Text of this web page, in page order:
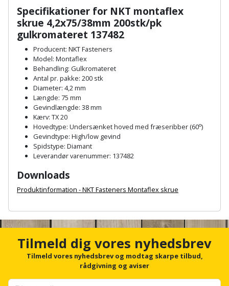
Isolering
Komposit
terrassebrædder
Lecablokke
fundablokke
Lofter
Murbinder
Murpap
og
murfolie
og
hammer
Hammer
Høvl
Kiler
Kloakrenser
Kniv
og
hobbykniv
Koben
Kridtsnor
Lærlingesæt
Landmålerstok
Borehammer
Boremaskinetilbehør
Detektor
Diamantskæremaskine
Diamantslibertilbehør
Dykkerpistol
Dyksav
Excentersliber
Excenterslibertilbehør
Fedtsprøjte
Plæneklipper
Plæneklipper
tilbehør
Robotplæneklipper
Robotplæneklipper
tilbehør
Vandpumpe
Vertikalskærer
mosfjerner
Vinduesvasker
Dørrist
Drivhus
Drivhustilbehør
Elartikler
Flagstænger
Fuglefoderhus
Garderobe
opbevaring
Gavekort
Specifikationer for NKT montaflex
skrue 4,2x75/38mm 200stk/pk
gulkromateret 137482
Producent: NKT Fasteners
Model: Montaflex
Behandling: Gulkromateret
Antal pr. pakke: 200 stk
Diameter: 4,2 mm
Længde: 75 mm
Gevindlængde: 38 mm
Kærv: TX 20
Hovedtype: Undersænket hoved med fræseribber (60o)
Gevindtype: High/low gevind
Spidstype: Diamant
Leverandør varenummer: 137482
Downloads
Produktinformation - NKT Fasteners Montaflex skrue
c
Tilmeld dig vores nyhedsbrev
Tilmeld vores nyhedsbrev og modtag skarpe tilbud,
rådgivning og aviser